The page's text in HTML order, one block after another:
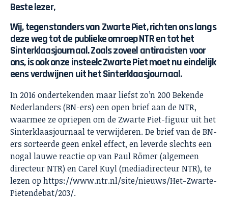
Beste lezer,
Wij, tegenstanders van Zwarte Piet, richten ons langs
deze weg tot de publieke omroep NTR en tot het
Sinterklaasjournaal. Zoals zoveel antiracisten voor
ons, is ook onze insteek: Zwarte Piet moet nu eindelijk
eens verdwijnen uit het Sinterklaasjournaal.
In 2016 ondertekenden maar liefst zo’n 200 Bekende
Nederlanders (BN-ers) een open brief aan de NTR,
waarmee ze opriepen om de Zwarte Piet-figuur uit het
Sinterklaasjournaal te verwijderen. De brief van de BN-
ers sorteerde geen enkel effect, en leverde slechts een
nogal lauwe reactie op van Paul Römer (algemeen
directeur NTR) en Carel Kuyl (mediadirecteur NTR), te
lezen op https://www.ntr.nl/site/nieuws/Het-Zwarte-
Pietendebat/203/.